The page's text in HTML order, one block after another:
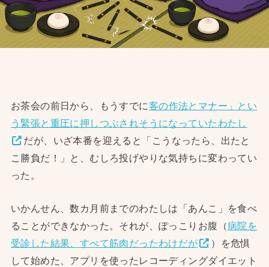
お茶会の前日から、もうすでに客の作法とマナー」とい
う緊張と重圧に押しつぶされそうになっていたわたし
だが、いざ本番を迎えると「こうなったら、出たと
こ勝負だ！」と、むしろ投げやりな気持ちに変わってい
った。
いかんせん、数カ月前までのわたしは「あんこ」を食べ
ることができなかった。それが、ぽっこりお腹（病院を
受診した結果、すべて筋肉だったわけだが
）を危惧
して始めた、アプリを使ったレコーディングダイエット